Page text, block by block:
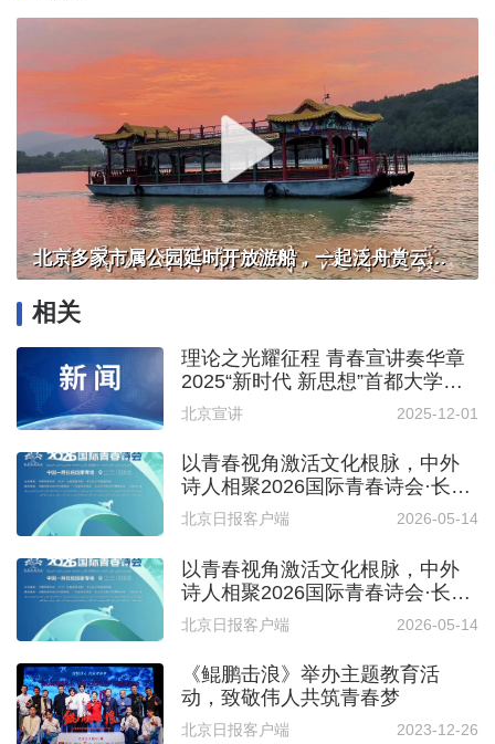
北京多家市属公园延时开放游船，一起泛舟赏云霞！
相关
理论之光耀征程 青春宣讲奏华章
2025“新时代 新思想”首都大学生
宣讲大赛圆满落幕
北京宣讲 2025-12-01
以青春视角激活文化根脉，中外
诗人相聚2026国际青春诗会·长城
诗会
北京日报客户端 2026-05-14
以青春视角激活文化根脉，中外
诗人相聚2026国际青春诗会·长城
诗会
北京日报客户端 2026-05-14
《鲲鹏击浪》举办主题教育活
动，致敬伟人共筑青春梦
北京日报客户端 2023-12-26